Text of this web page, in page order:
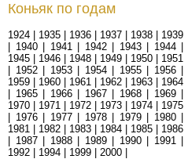
Коньяк по годам
1924 1935 1936 1937 1938
1939
1940| 1941| 1942| 1943| 1944|
1945
1946 1948 1949 1950
1951
1952| 1953| 1954| 1955| 1956|
1959
1960 1961 1962 1963
1964
1965| 1966| 1967| 1968| 1969|
1970
1971 1972 1973 1974
1975
1976| 1977| 1978| 1979| 1980|
1981
1982 1983 1984 1985
1986
1987| 1988| 1989| 1990| 1991|
1992
1994 1999 2000